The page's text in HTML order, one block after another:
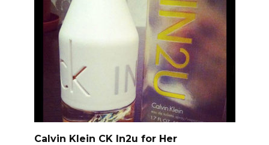
Calvin Klein CK In2u for Her